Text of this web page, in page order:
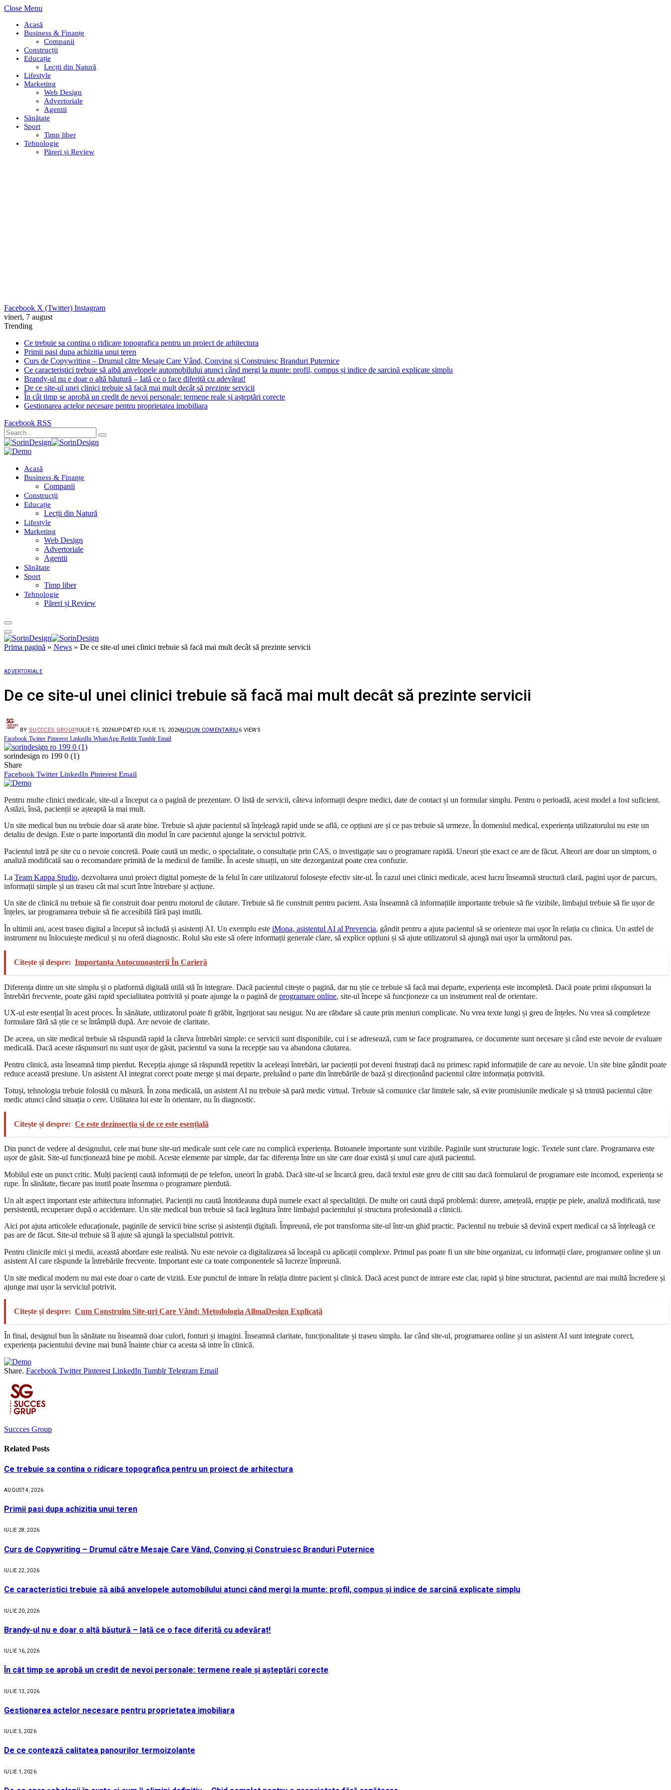
Close Menu
Acasă
Business & Finanțe
Companii
Construcții
Educație
Lecții din Natură
Lifestyle
Marketing
Web Design
Advertoriale
Agentii
Sănătate
Sport
Timp liber
Tehnologie
Păreri și Review
Facebook X (Twitter) Instagram
vineri, 7 august
Trending
Ce trebuie sa contina o ridicare topografica pentru un proiect de arhitectura
Primii pasi dupa achizitia unui teren
Curs de Copywriting – Drumul către Mesaje Care Vând, Conving și Construiesc Branduri Puternice
Ce caracteristici trebuie să aibă anvelopele automobilului atunci când mergi la munte: profil, compus și indice de sarcină explicate simplu
Brandy-ul nu e doar o altă băutură – Iată ce o face diferită cu adevărat!
De ce site-ul unei clinici trebuie să facă mai mult decât să prezinte servicii
În cât timp se aprobă un credit de nevoi personale: termene reale și așteptări corecte
Gestionarea actelor necesare pentru proprietatea imobiliara
Facebook RSS
Acasă
Business & Finanțe
Companii
Construcții
Educație
Lecții din Natură
Lifestyle
Marketing
Web Design
Advertoriale
Agentii
Sănătate
Sport
Timp liber
Tehnologie
Păreri și Review
Prima pagină » News » De ce site-ul unei clinici trebuie să facă mai mult decât să prezinte servicii
ADVERTORIALE
De ce site-ul unei clinici trebuie să facă mai mult decât să prezinte servicii
BY SUCCCES GROUPIULIE 15, 2026UPDATED: IULIE 15, 2026NICIUN COMENTARIU 6 VIEWS
Facebook Twitter Pinterest LinkedIn WhatsApp Reddit Tumblr Email
sorindesign ro 199 0 (1)
Share
Facebook Twitter LinkedIn Pinterest Email
Pentru multe clinici medicale, site-ul a început ca o pagină de prezentare. O listă de servicii, câteva informații despre medici, date de contact și un formular simplu. Pentru o perioadă, acest model a fost suficient.
Astăzi, însă, pacienții se așteaptă la mai mult.
Un site medical bun nu trebuie doar să arate bine. Trebuie să ajute pacientul să înțeleagă rapid unde se află, ce opțiuni are și ce pas trebuie să urmeze. În domeniul medical, experiența utilizatorului nu este un
detaliu de design. Este o parte importantă din modul în care pacientul ajunge la serviciul potrivit.
Pacientul intră pe site cu o nevoie concretă. Poate caută un medic, o specialitate, o consultație prin CAS, o investigație sau o programare rapidă. Uneori știe exact ce are de făcut. Alteori are doar un simptom, o
analiză modificată sau o recomandare primită de la medicul de familie. În aceste situații, un site dezorganizat poate crea confuzie.
La Team Kappa Studio, dezvoltarea unui proiect digital pornește de la felul în care utilizatorul folosește efectiv site-ul. În cazul unei clinici medicale, acest lucru înseamnă structură clară, pagini ușor de parcurs,
informații simple și un traseu cât mai scurt între întrebare și acțiune.
Un site de clinică nu trebuie să fie construit doar pentru motorul de căutare. Trebuie să fie construit pentru pacient. Asta înseamnă că informațiile importante trebuie să fie vizibile, limbajul trebuie să fie ușor de
înțeles, iar programarea trebuie să fie accesibilă fără pași inutili.
În ultimii ani, acest traseu digital a început să includă și asistenți AI. Un exemplu este iMona, asistentul AI al Prevencia, gândit pentru a ajuta pacientul să se orienteze mai ușor în relația cu clinica. Un astfel de
instrument nu înlocuiește medicul și nu oferă diagnostic. Rolul său este să ofere informații generale clare, să explice opțiuni și să ajute utilizatorul să ajungă mai ușor la următorul pas.
Citește și despre: Importanța Autocunoașterii În Carieră
Diferența dintre un site simplu și o platformă digitală utilă stă în integrare. Dacă pacientul citește o pagină, dar nu știe ce trebuie să facă mai departe, experiența este incompletă. Dacă poate primi răspunsuri la
întrebări frecvente, poate găsi rapid specialitatea potrivită și poate ajunge la o pagină de programare online, site-ul începe să funcționeze ca un instrument real de orientare.
UX-ul este esențial în acest proces. În sănătate, utilizatorul poate fi grăbit, îngrijorat sau nesigur. Nu are răbdare să caute prin meniuri complicate. Nu vrea texte lungi și greu de înțeles. Nu vrea să completeze
formulare fără să știe ce se întâmplă după. Are nevoie de claritate.
De aceea, un site medical trebuie să răspundă rapid la câteva întrebări simple: ce servicii sunt disponibile, cui i se adresează, cum se face programarea, ce documente sunt necesare și când este nevoie de evaluare
medicală. Dacă aceste răspunsuri nu sunt ușor de găsit, pacientul va suna la recepție sau va abandona căutarea.
Pentru clinică, asta înseamnă timp pierdut. Recepția ajunge să răspundă repetitiv la aceleași întrebări, iar pacienții pot deveni frustrați dacă nu primesc rapid informațiile de care au nevoie. Un site bine gândit poate
reduce această presiune. Un asistent AI integrat corect poate merge și mai departe, preluând o parte din întrebările de bază și direcționând pacientul către informația potrivită.
Totuși, tehnologia trebuie folosită cu măsură. În zona medicală, un asistent AI nu trebuie să pară medic virtual. Trebuie să comunice clar limitele sale, să evite promisiunile medicale și să trimită pacientul către
medic atunci când situația o cere. Utilitatea lui este în orientare, nu în diagnostic.
Citește și despre: Ce este dezinsecția și de ce este esențială
Din punct de vedere al designului, cele mai bune site-uri medicale sunt cele care nu complică experiența. Butoanele importante sunt vizibile. Paginile sunt structurate logic. Textele sunt clare. Programarea este
ușor de găsit. Site-ul funcționează bine pe mobil. Aceste elemente par simple, dar fac diferența între un site care doar există și unul care ajută pacientul.
Mobilul este un punct critic. Mulți pacienți caută informații de pe telefon, uneori în grabă. Dacă site-ul se încarcă greu, dacă textul este greu de citit sau dacă formularul de programare este incomod, experiența se
rupe. În sănătate, fiecare pas inutil poate însemna o programare pierdută.
Un alt aspect important este arhitectura informației. Pacienții nu caută întotdeauna după numele exact al specialității. De multe ori caută după problemă: durere, amețeală, erupție pe piele, analiză modificată, tuse
persistentă, recuperare după o accidentare. Un site medical bun trebuie să facă legătura între limbajul pacientului și structura profesională a clinicii.
Aici pot ajuta articolele educaționale, paginile de servicii bine scrise și asistenții digitali. Împreună, ele pot transforma site-ul într-un ghid practic. Pacientul nu trebuie să devină expert medical ca să înțeleagă ce
pas are de făcut. Site-ul trebuie să îl ajute să ajungă la specialistul potrivit.
Pentru clinicile mici și medii, această abordare este realistă. Nu este nevoie ca digitalizarea să înceapă cu aplicații complexe. Primul pas poate fi un site bine organizat, cu informații clare, programare online și un
asistent AI care răspunde la întrebările frecvente. Important este ca toate componentele să lucreze împreună.
Un site medical modern nu mai este doar o carte de vizită. Este punctul de intrare în relația dintre pacient și clinică. Dacă acest punct de intrare este clar, rapid și bine structurat, pacientul are mai multă încredere și
ajunge mai ușor la serviciul potrivit.
Citește și despre: Cum Construim Site-uri Care Vând: Metodologia AllmaDesign Explicată
În final, designul bun în sănătate nu înseamnă doar culori, fonturi și imagini. Înseamnă claritate, funcționalitate și traseu simplu. Iar când site-ul, programarea online și un asistent AI sunt integrate corect,
experiența pacientului devine mai bună înainte chiar ca acesta să intre în clinică.
Share. Facebook Twitter Pinterest LinkedIn Tumblr Telegram Email
Succces Group
Related Posts
Ce trebuie sa contina o ridicare topografica pentru un proiect de arhitectura
AUGUST 4, 2026
Primii pasi dupa achizitia unui teren
IULIE 28, 2026
Curs de Copywriting – Drumul către Mesaje Care Vând, Conving și Construiesc Branduri Puternice
IULIE 22, 2026
Ce caracteristici trebuie să aibă anvelopele automobilului atunci când mergi la munte: profil, compus și indice de sarcină explicate simplu
IULIE 20, 2026
Brandy-ul nu e doar o altă băutură – Iată ce o face diferită cu adevărat!
IULIE 16, 2026
În cât timp se aprobă un credit de nevoi personale: termene reale și așteptări corecte
IULIE 13, 2026
Gestionarea actelor necesare pentru proprietatea imobiliara
IULIE 5, 2026
De ce contează calitatea panourilor termoizolante
IULIE 1, 2026